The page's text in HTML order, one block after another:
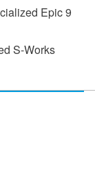
Epic 9
S-Works